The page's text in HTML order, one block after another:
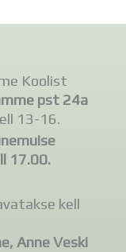
Koolist
pst 24a
13-16.
17.00.
kell
Anne Veski